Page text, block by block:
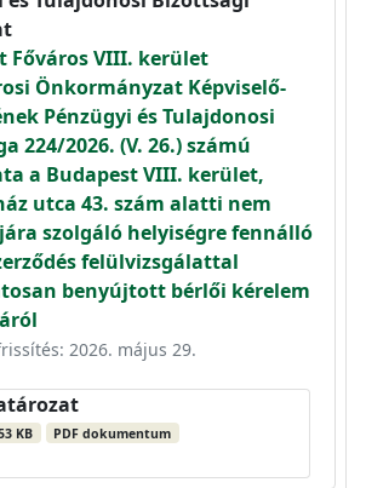
Főváros VIII. kerület
Önkormányzat Képviselő-
Pénzügyi és Tulajdonosi
224/2026. (V. 26.) számú
a Budapest VIII. kerület,
utca 43. szám alatti nem
szolgáló helyiségre fennálló
felülvizsgálattal
benyújtott bérlői kérelem
2026. május 29.
KB PDF dokumentum